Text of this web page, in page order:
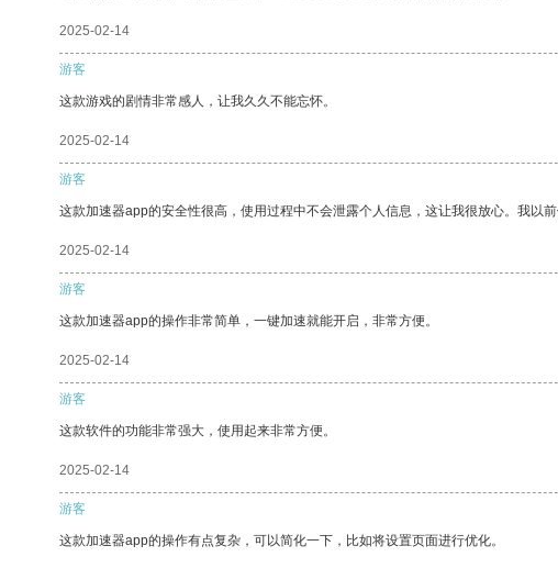
2025-02-14
游客
这款游戏的剧情非常感人，让我久久不能忘怀。
2025-02-14
游客
这款加速器app的安全性很高，使用过程中不会泄露个人信息，这让我很放心。我以
2025-02-14
游客
这款加速器app的操作非常简单，一键加速就能开启，非常方便。
2025-02-14
游客
这款软件的功能非常强大，使用起来非常方便。
2025-02-14
游客
这款加速器app的操作有点复杂，可以简化一下，比如将设置页面进行优化。